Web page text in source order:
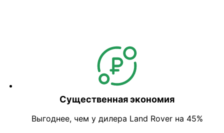
Существенная экономия
Выгоднее, чем у дилера Land Rover на 45%